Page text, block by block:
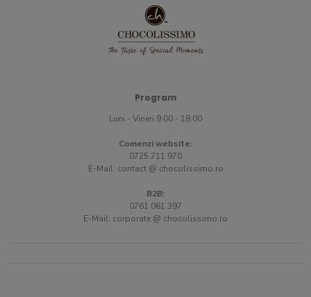
Program
Luni - Vineri 9:00 - 18:00
Comenzi website:
0725 711 970
E-Mail: contact @ chocolissimo.ro
B2B:
0761 061 397
E-Mail: corporate @ chocolissimo.ro